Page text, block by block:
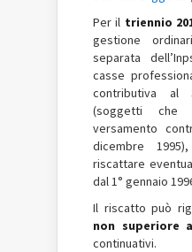
Per il triennio
gestione
separata
casse
contributiva al
(soggetti che
versamento
dicembre
riscattare
dal 1° gennaio
Il riscatto può
non superiore
continuativi.